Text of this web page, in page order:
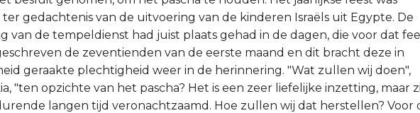
gedachtenis van de uitvoering van de kinderen Israëls uit Egypte. De
van de tempeldienst had juist plaats gehad in de dagen, die voor dat
de zeventienden van de eerste maand en dit bracht deze in
geraakte plechtigheid weer in de herinnering. "Wat zullen wij doen",
"ten opzichte van het pascha? Het is een zeer liefelijke inzetting, maar
langen tijd veronachtzaamd. Hoe zullen wij dat herstellen? Voor